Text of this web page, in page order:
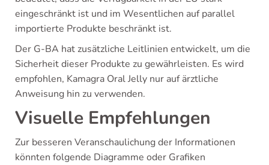
eingeschränkt ist und im Wesentlichen auf parallel
importierte Produkte beschränkt ist.
Der G-BA hat zusätzliche Leitlinien entwickelt, um die
Sicherheit dieser Produkte zu gewährleisten. Es wird
empfohlen, Kamagra Oral Jelly nur auf ärztliche
Anweisung hin zu verwenden.
Visuelle Empfehlungen
Zur besseren Veranschaulichung der Informationen
könnten folgende Diagramme oder Grafiken